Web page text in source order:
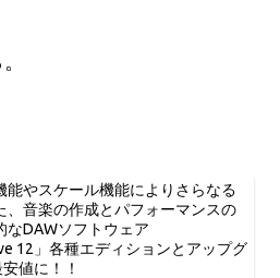
能やスケール機能によりさらなる
、音楽の作成とパフォーマンスの
なDAWソフトウェア
12」各種エディションとアップグ
値に！！